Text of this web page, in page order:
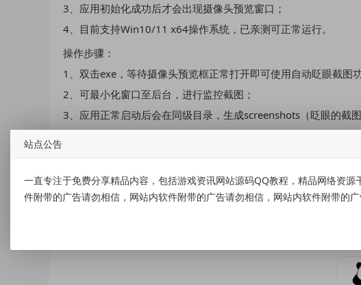
3、应用初始化成功后才会出现摄像头预览窗口；
4、目前支持Win10/11 x64操作系统，已亲测可正常运行。
操作步骤：
1、双击exe，等待摄像头预览框正常打开即可使用自动眨眼截图
2、可最小化窗口至后台，进行监控截图；
3、应用正常启动后会在同级目录，生成screenshots（眨眼的截
资源下载
站点公告
一直专注于免费分享精品内容，包括游戏资讯网站源码QQ教程，精品网络资
件附带的广告请勿相信，网站内软件附带的广告请勿相信，网站内软件附带的广